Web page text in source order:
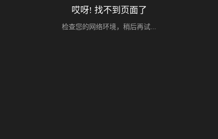
哎呀! 找不到页面了
检查您的网络环境，稍后再试...